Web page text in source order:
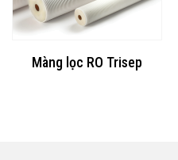
Màng lọc RO Trisep